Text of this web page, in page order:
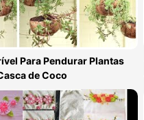
Para Pendurar Plantas
de Coco